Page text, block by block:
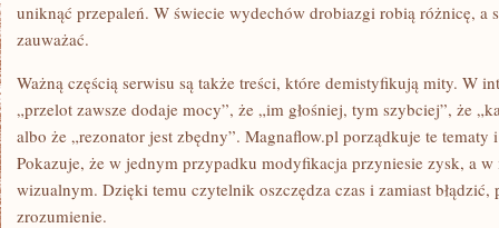
uniknąć przepaleń. W świecie wydechów drobiazgi robią różnicę, a
zauważać.
Ważną częścią serwisu są także treści, które demistyfikują mity. W
„przelot zawsze dodaje mocy”, że „im głośniej, tym szybciej”, że
albo że „rezonator jest zbędny”. Magnaflow.pl porządkuje te tematy
Pokazuje, że w jednym przypadku modyfikacja przyniesie zysk, a
wizualnym. Dzięki temu czytelnik oszczędza czas i zamiast błądzić,
zrozumienie.